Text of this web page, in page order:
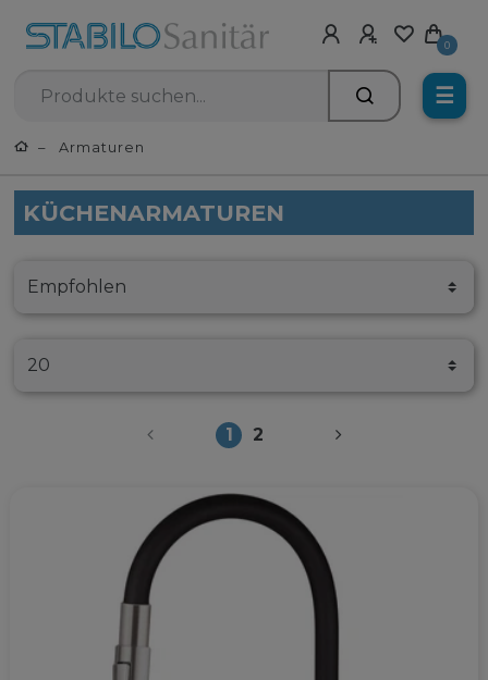
0
☰
Armaturen
KÜCHENARMATUREN
1 2